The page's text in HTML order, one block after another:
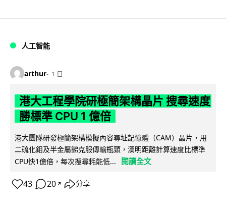
人工智能
arthur 1 日
港大工程學院研極簡架構晶片 搜尋速度
勝標準 CPU 1 億倍
港大團隊研發極簡架構模擬內容尋址記憶體（CAM）晶片，用
二硫化鉬及半金屬銻克服傳輸瓶頸，漢明距離計算速度比標準
CPU快1億倍，每次搜尋耗能低...
閱讀全文
43 20 ↗ 分享